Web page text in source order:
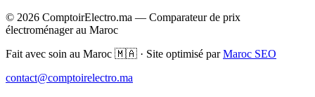
© 2026 ComptoirElectro.ma — Comparateur de prix
électroménager au Maroc
Fait avec soin au Maroc 🇲🇦 · Site optimisé parMaroc SEO
contact@comptoirelectro.ma